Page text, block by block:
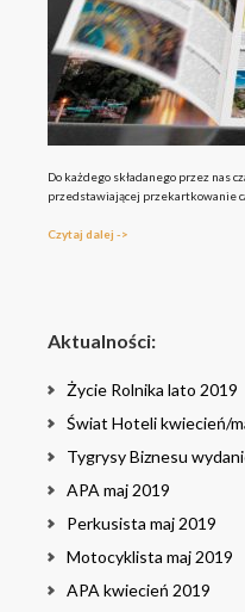
Do każdego składanego przez nas
przedstawiającej przekartkowanie
Czytaj dalej ->
Aktualności:
Życie Rolnika lato 2019
Świat Hoteli kwiecień/
Tygrysy Biznesu
APA maj 2019
Perkusista maj 2019
Motocyklista maj 2019
APA kwiecień 2019